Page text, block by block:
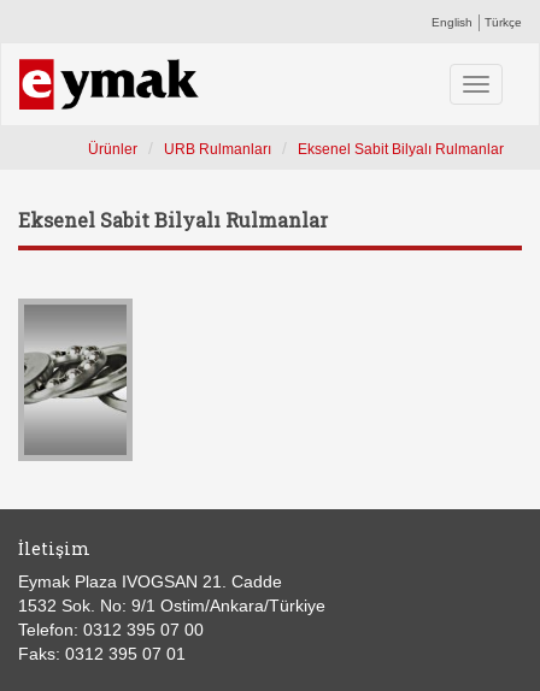
English Türkçe
Toggle
Ürünler URB Rulmanları Eksenel Sabit Bilyalı Rulmanlar
Eksenel Sabit Bilyalı Rulmanlar
İletişim
Eymak Plaza IVOGSAN 21. Cadde
1532 Sok. No: 9/1 Ostim/Ankara/Türkiye
Telefon: 0312 395 07 00
Faks: 0312 395 07 01